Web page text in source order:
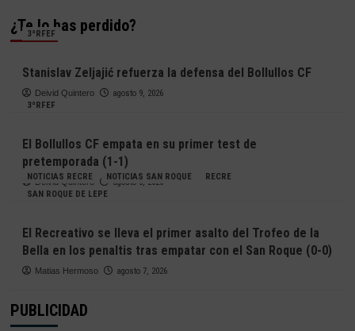
¿Te lo has perdido?
3ªRFEF
Stanislav Zeljajić refuerza la defensa del Bollullos CF
Deivid Quintero
agosto 9, 2026
3ªRFEF
El Bollullos CF empata en su primer test de
pretemporada (1-1)
Deivid Quintero agosto 8, 2026
NOTICIAS RECRE NOTICIAS SAN ROQUE
RECRE
SAN ROQUE DE LEPE
El Recreativo se lleva el primer asalto del Trofeo de la
Bella en los penaltis tras empatar con el San Roque (0-0)
Matias Hermoso agosto 7, 2026
PUBLICIDAD